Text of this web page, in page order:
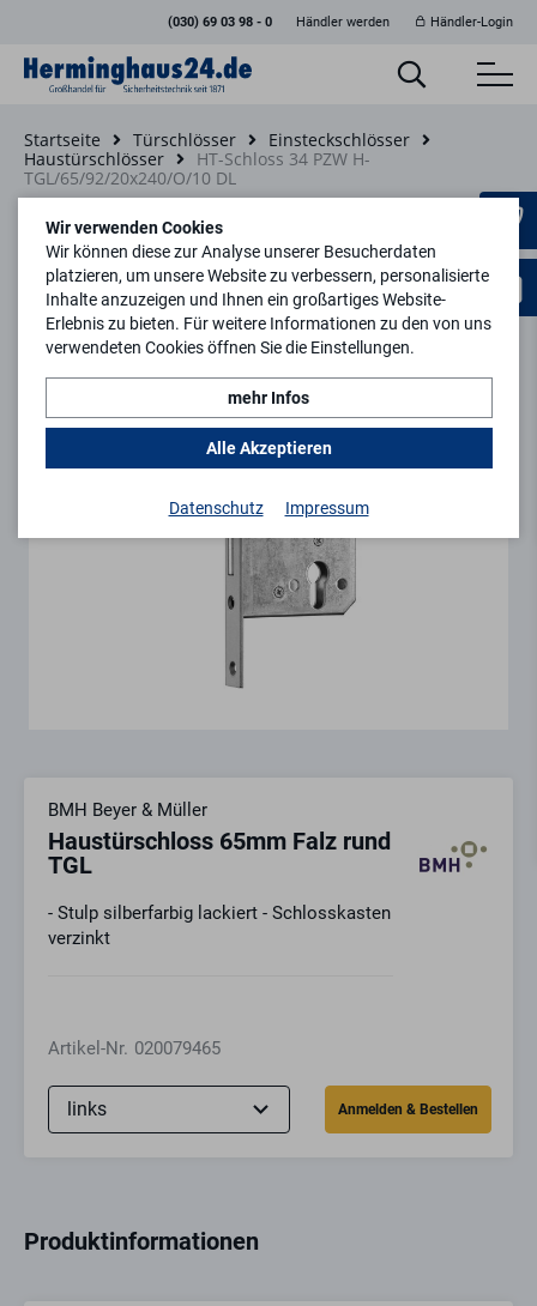
(030) 69 03 98 - 0 Händler werden Händler-Login
Startseite Türschlösser
Einsteckschlösser
Haustürschlösser
HT-Schloss 34 PZW H-
TGL/65/92/20x240/O/10 DL
BMH Beyer & Müller
Haustürschloss 65mm Falz rund
TGL
- Stulp silberfarbig lackiert - Schlosskasten
verzinkt
Artikel-Nr. 020079465
Produktinformationen
Wir verwenden Cookies
Wir können diese zur Analyse unserer Besucherdaten
platzieren, um unsere Website zu verbessern, personalisierte
Inhalte anzuzeigen und Ihnen ein großartiges Website-
Erlebnis zu bieten. Für weitere Informationen zu den von uns
verwendeten Cookies öffnen Sie die Einstellungen.
mehr Infos
Alle Akzeptieren
Datenschutz Impressum